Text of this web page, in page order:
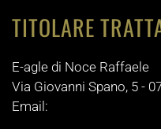
TITOLARE
E-agle di Noce Raffaele
Via Giovanni Spano, 5 -
Email: